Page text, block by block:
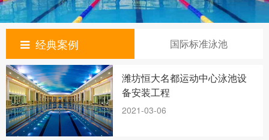
泳池设备
体验中心
新闻资讯
合作品牌
经典案例 国际标准泳池
潍坊恒大名都运动中心泳池设
备安装工程
2021-03-06